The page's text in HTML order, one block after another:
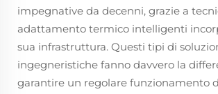
impegnative da decenni, grazie a
adattamento termico intelligenti
sua infrastruttura. Questi tipi di
ingegneristiche fanno davvero la
garantire un regolare funzionamento